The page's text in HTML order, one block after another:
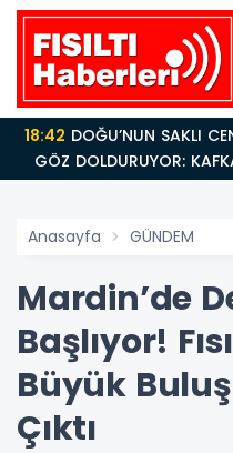
18:42
GÖZ DOLDURUYOR:
Anasayfa GÜNDEM
Mardin’de
Başlıyor!
Büyük
Çıktı